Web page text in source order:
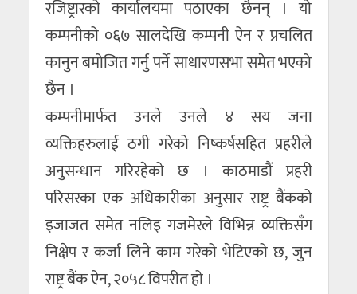
रजिष्ट्रारको कार्यालयमा पठाएका छैनन् । यो
कम्पनीको ०६७ सालदेखि कम्पनी ऐन र प्रचलित
कानुन बमोजित गर्नु पर्ने साधारणसभा समेत भएको
छैन ।
कम्पनीमार्फत उनले उनले ४ सय जना
व्यक्तिहरुलाई ठगी गरेको निष्कर्षसहित प्रहरीले
अनुसन्धान गरिरहेको छ । काठमाडौं प्रहरी
परिसरका एक अधिकारीका अनुसार राष्ट्र बैंकको
इजाजत समेत नलिइ गजमेरले विभिन्न व्यक्तिसँग
निक्षेप र कर्जा लिने काम गरेको भेटिएको छ, जुन
राष्ट्र बैंक ऐन, २०५८ विपरीत हो ।